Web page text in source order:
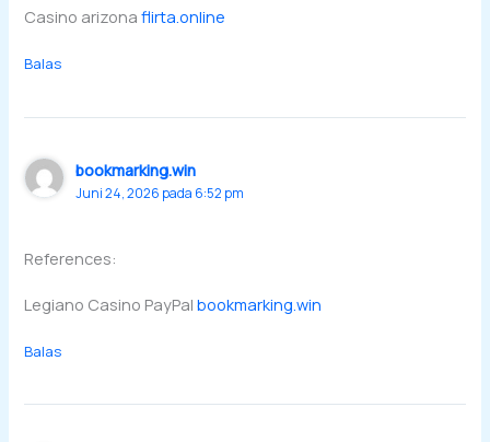
Casino arizonaflirta.online
Balas
bookmarking.win
Juni 24, 2026 pada 6:52 pm
References:
Legiano Casino PayPalbookmarking.win
Balas